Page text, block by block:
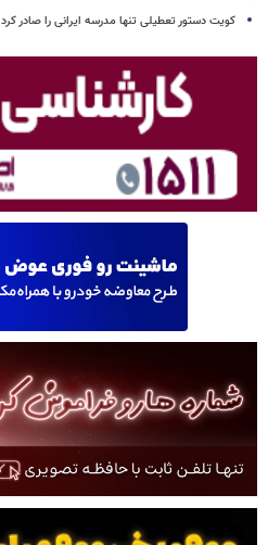
کویت دستور تعطیلی تنها مدرسه ایرانی را صادر کرد